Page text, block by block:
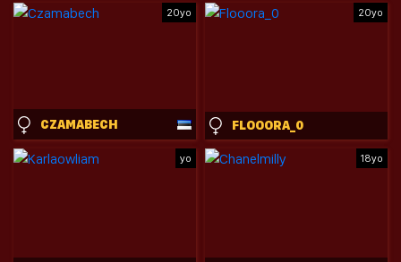
20yo
CZAMABECH
20yo
FLOOORA_0
yo 18yo